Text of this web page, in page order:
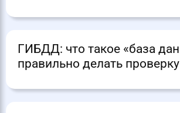
ГИБДД: что такое «база
правильно делать